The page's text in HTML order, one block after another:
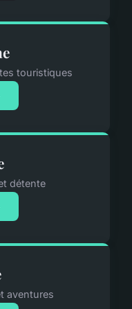
touristiques
détente
aventures